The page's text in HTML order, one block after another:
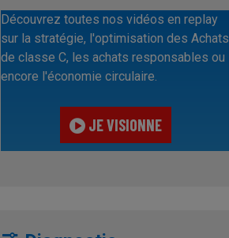
Découvrez toutes nos vidéos en replay
sur la stratégie, l'optimisation des Achats
de classe C, les achats responsables ou
encore l'économie circulaire.
JE VISIONNE